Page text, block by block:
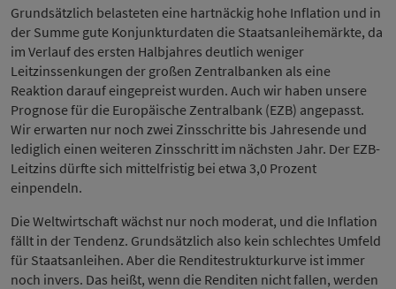
Grundsätzlich belasteten eine hartnäckig hohe Inflation und in
der Summe gute Konjunkturdaten die Staatsanleihemärkte, da
im Verlauf des ersten Halbjahres deutlich weniger
Leitzinssenkungen der großen Zentralbanken als eine
Reaktion darauf eingepreist wurden. Auch wir haben unsere
Prognose für die Europäische Zentralbank (EZB) angepasst.
Wir erwarten nur noch zwei Zinsschritte bis Jahresende und
lediglich einen weiteren Zinsschritt im nächsten Jahr. Der EZB-
Leitzins dürfte sich mittelfristig bei etwa 3,0 Prozent
einpendeln.
Die Weltwirtschaft wächst nur noch moderat, und die Inflation
fällt in der Tendenz. Grundsätzlich also kein schlechtes Umfeld
für Staatsanleihen. Aber die Renditestrukturkurve ist immer
noch invers. Das heißt, wenn die Renditen nicht fallen, werden